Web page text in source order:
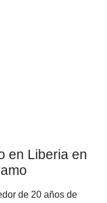
en Liberia en
de 20 años de